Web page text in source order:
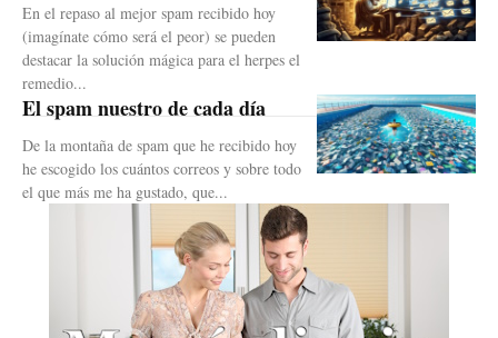
En el repaso al mejor spam recibido hoy
(imagínate cómo será el peor) se pueden
destacar la solución mágica para el herpes el
remedio...
El spam nuestro de cada día
De la montaña de spam que he recibido hoy
he escogido los cuántos correos y sobre todo
el que más me ha gustado, que...